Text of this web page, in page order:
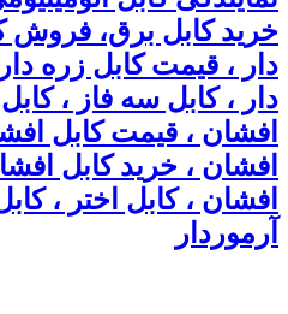
خرید کابل برق، فروش
دار ، قیمت کابل زره
دار ، کابل سه فاز ،
افشان ، قیمت کابل
افشان ، خرید کابل
افشان ، کابل اختر ،
آرموردار